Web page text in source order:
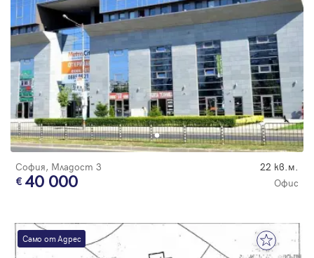
София, Младост 3 22 кв.м.
40 000 Офис
Само от Адрес
Парола
Вход с имейл
Забравена парола